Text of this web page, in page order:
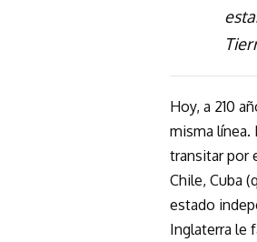
Hoy, a 210
misma
transitar por
Chile, Cuba
estado
Inglaterra le